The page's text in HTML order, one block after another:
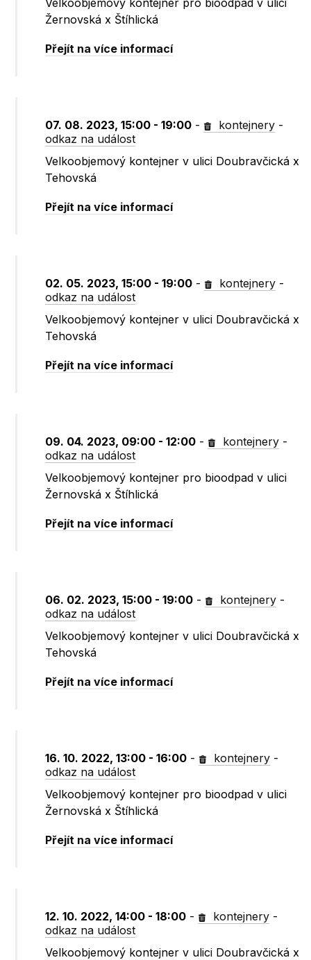
Velkoobjemový kontejner pro bioodpad v ulici
Žernovská x Štíhlická
Přejít na více informací
07. 08. 2023, 15:00 - 19:00 - kontejnery -
odkaz na událost
Velkoobjemový kontejner v ulici Doubravčická x
Tehovská
Přejít na více informací
02. 05. 2023, 15:00 - 19:00 - kontejnery -
odkaz na událost
Velkoobjemový kontejner v ulici Doubravčická x
Tehovská
Přejít na více informací
09. 04. 2023, 09:00 - 12:00 - kontejnery -
odkaz na událost
Velkoobjemový kontejner pro bioodpad v ulici
Žernovská x Štíhlická
Přejít na více informací
06. 02. 2023, 15:00 - 19:00 - kontejnery -
odkaz na událost
Velkoobjemový kontejner v ulici Doubravčická x
Tehovská
Přejít na více informací
16. 10. 2022, 13:00 - 16:00 - kontejnery -
odkaz na událost
Velkoobjemový kontejner pro bioodpad v ulici
Žernovská x Štíhlická
Přejít na více informací
12. 10. 2022, 14:00 - 18:00 - kontejnery -
odkaz na událost
Velkoobjemový kontejner v ulici Doubravčická x